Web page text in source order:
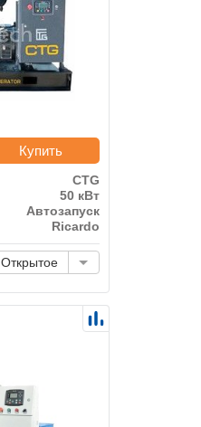
Купить
CTG
50 кВт
Автозапуск
Ricardo
Открытое